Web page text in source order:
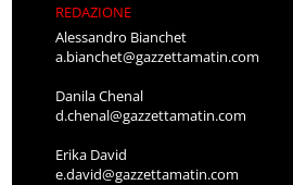
REDAZIONE
Alessandro Bianchet
a.bianchet@gazzettamatin.com
Danila Chenal
d.chenal@gazzettamatin.com
Erika David
e.david@gazzettamatin.com